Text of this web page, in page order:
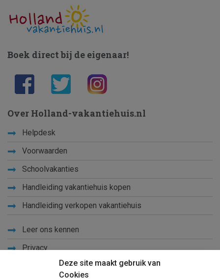
Deze site maakt gebruik van
Cookies
Boek direct bij de eigenaar!
Over Holland-vakantiehuis.nl
Helpdesk
Voorwaarden
Schoolvakanties
Handleiding vakantiehuis kopen
Handleiding verkopen vakantiehuis
Leer ons kennen
Privacy